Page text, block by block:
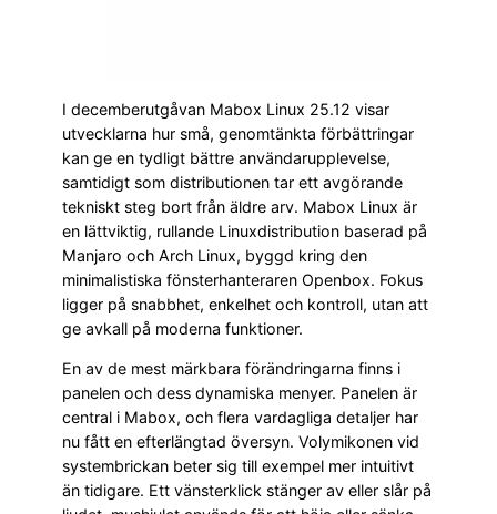
I decemberutgåvan Mabox Linux 25.12 visar
utvecklarna hur små, genomtänkta förbättringar
kan ge en tydligt bättre användarupplevelse,
samtidigt som distributionen tar ett avgörande
tekniskt steg bort från äldre arv. Mabox Linux är
en lättviktig, rullande Linuxdistribution baserad på
Manjaro och Arch Linux, byggd kring den
minimalistiska fönsterhanteraren Openbox. Fokus
ligger på snabbhet, enkelhet och kontroll, utan att
ge avkall på moderna funktioner.
En av de mest märkbara förändringarna finns i
panelen och dess dynamiska menyer. Panelen är
central i Mabox, och flera vardagliga detaljer har
nu fått en efterlängtad översyn. Volymikonen vid
systembrickan beter sig till exempel mer intuitivt
än tidigare. Ett vänsterklick stänger av eller slår på